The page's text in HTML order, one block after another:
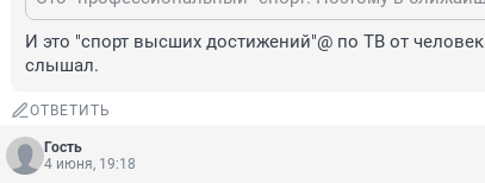
И это "спорт высших достижений"@ по ТВ от
слышал.
ОТВЕТИТЬ
Гость
4 июня, 19:18